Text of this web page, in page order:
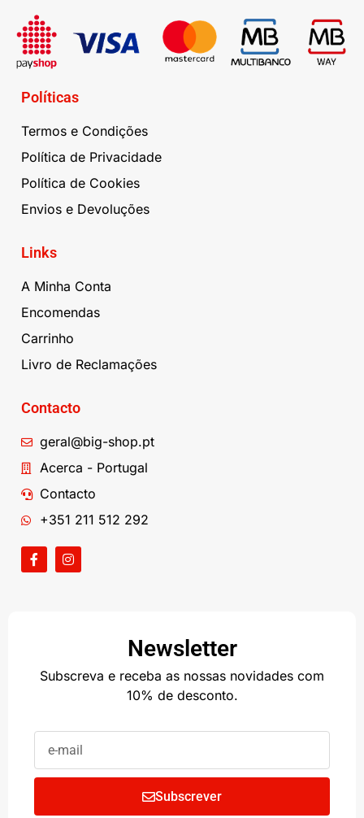
Políticas
Termos e Condições
Política de Privacidade
Política de Cookies
Envios e Devoluções
Links
A Minha Conta
Encomendas
Carrinho
Livro de Reclamações
Contacto
geral@big-shop.pt
Acerca - Portugal
Contacto
+351 211 512 292
Newsletter
Subscreva e receba as nossas novidades com
10% de desconto.
Subscrever